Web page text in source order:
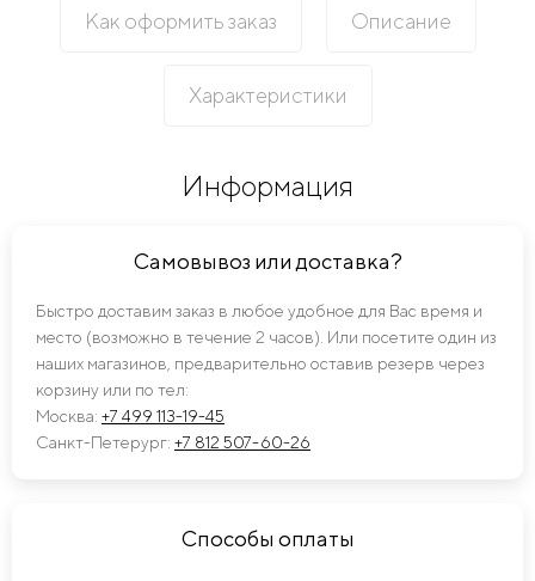
Как оформить заказ Описание
Характеристики
Информация
Самовывоз или доставка?
Быстро доставим заказ в любое удобное для Вас время и
место (возможно в течение 2 часов). Или посетите один из
наших магазинов, предварительно оставив резерв через
корзину или по тел:
Москва: +7 499 113-19-45
Санкт-Петерург: +7 812 507-60-26
Способы оплаты